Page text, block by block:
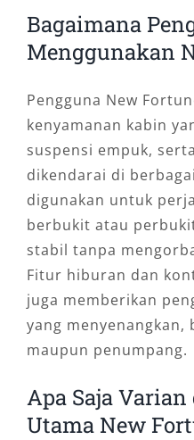
Bagaimana
Menggunakan
Pengguna New
kenyamanan kabin
suspensi empuk,
dikendarai di
digunakan untuk
berbukit atau
stabil tanpa
Fitur hiburan dan
juga memberikan
yang menyenangkan,
maupun penumpang.
Apa Saja
Utama New